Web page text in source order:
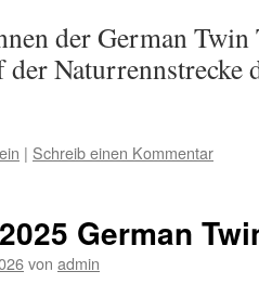
der German
Naturrennstrecke
| Schreib einen Kommentar
German
von admin